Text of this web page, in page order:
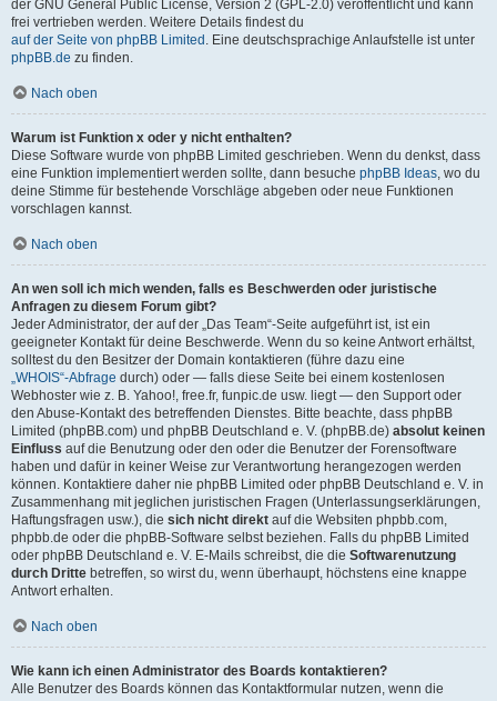
der GNU General Public License, Version 2 (GPL-2.0) veröffentlicht und kann
frei vertrieben werden. Weitere Details findest du
auf der Seite von phpBB Limited . Eine deutschsprachige Anlaufstelle ist unter
phpBB.de zu finden.
Nach oben
Warum ist Funktion x oder y nicht enthalten?
Diese Software wurde von phpBB Limited geschrieben. Wenn du denkst, dass
eine Funktion implementiert werden sollte, dann besuche phpBB Ideas, wo du
deine Stimme für bestehende Vorschläge abgeben oder neue Funktionen
vorschlagen kannst.
Nach oben
An wen soll ich mich wenden, falls es Beschwerden oder juristische
Anfragen zu diesem Forum gibt?
Jeder Administrator, der auf der „Das Team“-Seite aufgeführt ist, ist ein
geeigneter Kontakt für deine Beschwerde. Wenn du so keine Antwort erhältst,
solltest du den Besitzer der Domain kontaktieren (führe dazu eine
„WHOIS“-Abfrage durch) oder — falls diese Seite bei einem kostenlosen
Webhoster wie z. B. Yahoo!, free.fr, funpic.de usw. liegt — den Support oder
den Abuse-Kontakt des betreffenden Dienstes. Bitte beachte, dass phpBB
Limited (phpBB.com) und phpBB Deutschland e. V. (phpBB.de) absolut keinen
Einfluss auf die Benutzung oder den oder die Benutzer der Forensoftware
haben und dafür in keiner Weise zur Verantwortung herangezogen werden
können. Kontaktiere daher nie phpBB Limited oder phpBB Deutschland e. V. in
Zusammenhang mit jeglichen juristischen Fragen (Unterlassungserklärungen,
Haftungsfragen usw.), die sich nicht direkt auf die Websiten phpbb.com,
phpbb.de oder die phpBB-Software selbst beziehen. Falls du phpBB Limited
oder phpBB Deutschland e. V. E-Mails schreibst, die die Softwarenutzung
durch Dritte betreffen, so wirst du, wenn überhaupt, höchstens eine knappe
Antwort erhalten.
Nach oben
Wie kann ich einen Administrator des Boards kontaktieren?
Alle Benutzer des Boards können das Kontaktformular nutzen, wenn die